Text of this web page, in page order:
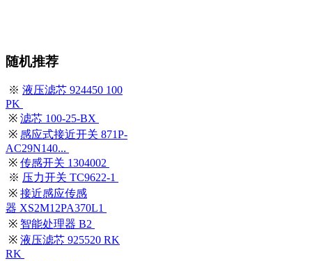
随机推荐
※ 液压滤芯 924450 100
PK
※ 滤芯 100-25-BX
※ 感应式接近开关 871P-
AC29N140...
※ 传感开关 1304002
※ 压力开关 TC9622-1
※ 接近感应传感
器 XS2M12PA370L1
※ 智能处理器 B2
※ 液压滤芯 925520 RK
RK